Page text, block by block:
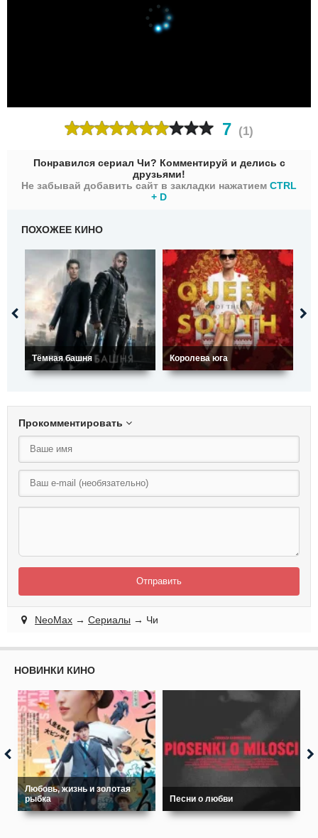
7 (1)
Понравился сериал Чи? Комментируй и делись с
друзьями!
Не забывай добавить сайт в закладки нажатием CTRL
+ D
ПОХОЖЕЕ КИНО
Тёмная башня Королева юга
Прокомментировать
Отправить
NeoMax → Сериалы → Чи
НОВИНКИ КИНО
Любовь, жизнь и золотая
рыбка
Песни о любви